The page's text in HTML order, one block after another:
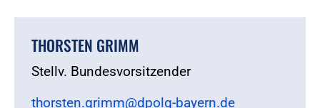
THORSTEN GRIMM
Stellv. Bundesvorsitzender
thorsten.grimm@dpolg-bayern.de